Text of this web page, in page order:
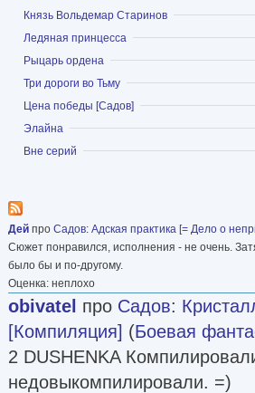
Показать
Князь Вольдемар Старинов
Показать
Ледяная принцесса
Показать
Рыцарь ордена
Показать
Три дороги во Тьму
Показать
Цена победы [Садов]
Показать
Элайна
Показать
Вне серий
Дей про Садов: Адская практика [= Дело о
Сюжет понравился, исполнения - не очень.
было бы и по-другому.
Оценка: неплохо
obivatel про Садов:
[Компиляция] (Боевая
2 DUSHENKA
недовыкомпилировали. =)